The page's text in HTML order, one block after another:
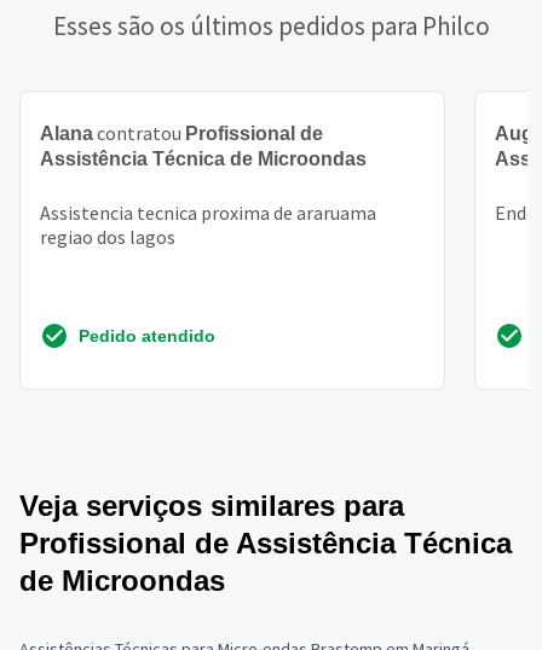
Esses são os últimos pedidos para Philco
Alanacontratou Profissional de
Assistência Técnica de Microondas
Assistencia tecnica proxima de araruama
regiao dos lagos
Pedido atendido
Veja serviços similares para
Profissional de Assistência Técnica
de Microondas